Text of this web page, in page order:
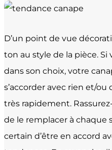
D’un point de vue
ton au style de la pièce.
dans son choix, votre
s’accorder avec rien et/
très rapidement.
de le remplacer à chaque
certain d’être en accord